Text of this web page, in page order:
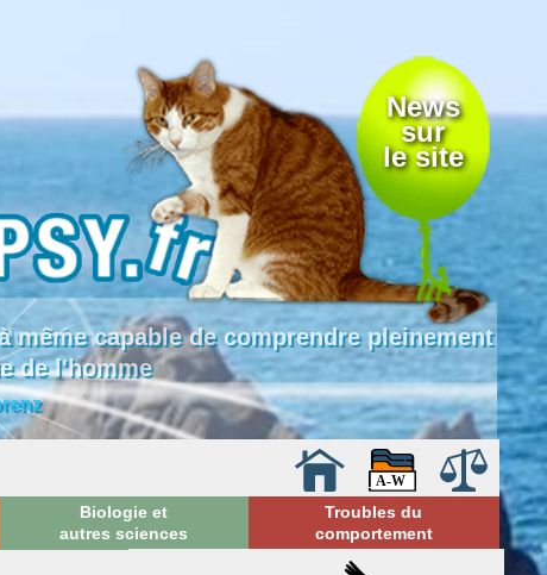
News
sur
le site
capable de comprendre pleinement
de l'homme
Biologie et
autres sciences
Troubles du
comportement